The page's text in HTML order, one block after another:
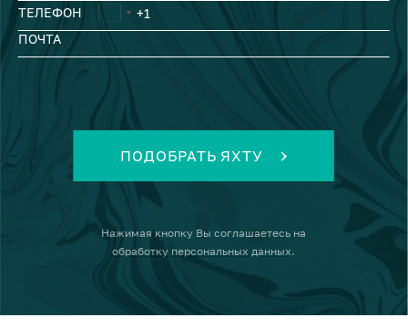
ТЕЛЕФОН
ПОЧТА
ПОДОБРАТЬ ЯХТУ
Нажимая кнопку Вы соглашаетесь на
обработку персональных данных.